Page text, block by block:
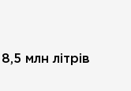
млн літрів